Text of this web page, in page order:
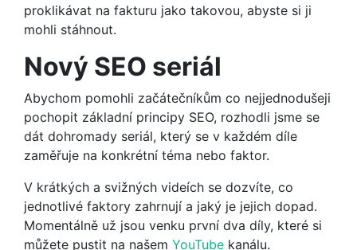
proklikávat na fakturu jako takovou, abyste si ji
mohli stáhnout.
Nový SEO seriál
Abychom pomohli začátečníkům co nejjednodušeji
pochopit základní principy SEO, rozhodli jsme se
dát dohromady seriál, který se v každém díle
zaměřuje na konkrétní téma nebo faktor.
V krátkých a svižných videích se dozvíte, co
jednotlivé faktory zahrnují a jaký je jejich dopad.
Momentálně už jsou venku první dva díly, které si
můžete pustit na našem YouTube kanálu.